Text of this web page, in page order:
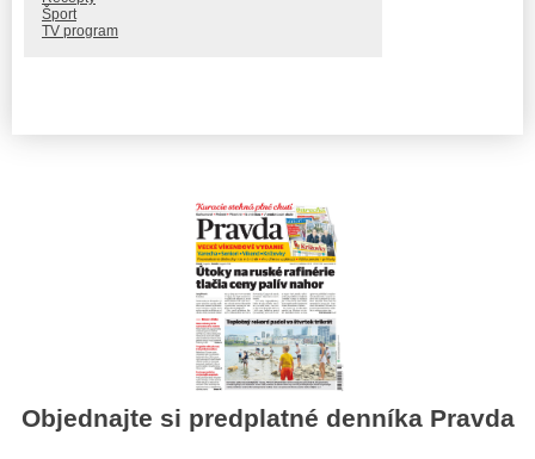
Šport
TV program
Objednajte si predplatné denníka Pravda